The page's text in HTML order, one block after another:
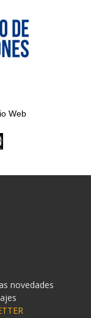
Web
novedades